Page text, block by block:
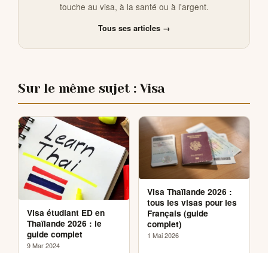
touche au visa, à la santé ou à l'argent.
Tous ses articles →
Sur le même sujet : Visa
Visa étudiant ED en
Thaïlande 2026 : le
guide complet
9 Mar 2024
Visa Thaïlande 2026 :
tous les visas pour les
Français (guide
complet)
1 Mai 2026